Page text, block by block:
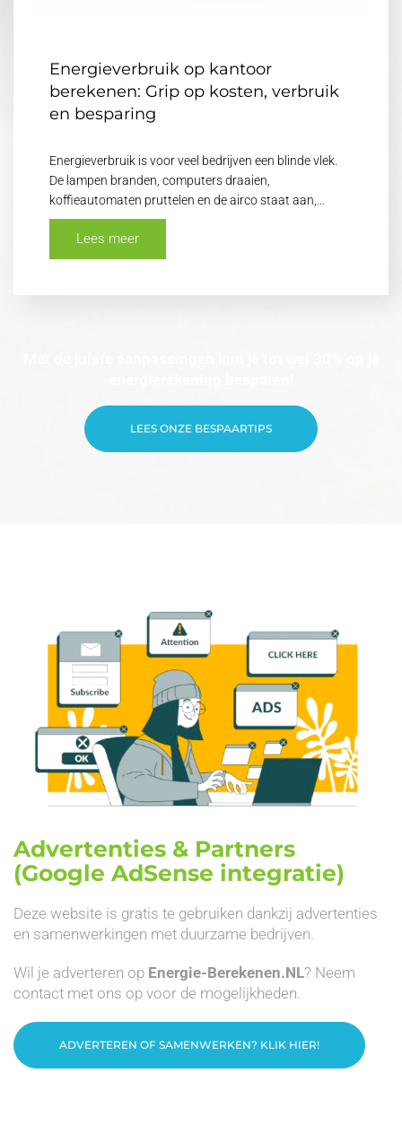
Energieverbruik op kantoor
berekenen: Grip op kosten, verbruik
en besparing
Energieverbruik is voor veel bedrijven een blinde vlek.
De lampen branden, computers draaien,
koffieautomaten pruttelen en de airco staat aan,…
Lees meer
LEES ONZE BESPAARTIPS
Advertenties & Partners
(Google AdSense integratie)
Deze website is gratis te gebruiken dankzij advertenties
en samenwerkingen met duurzame bedrijven.
Wil je adverteren op Energie-Berekenen.NL? Neem
contact met ons op voor de mogelijkheden.
ADVERTEREN OF SAMENWERKEN? KLIK HIER!